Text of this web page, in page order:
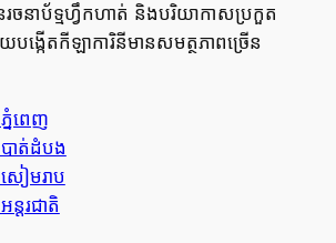
នាប័ទ្មហ្វឹកហាត់ និងបរិយាកាសប្រកួត
ង្កើតកីឡាការិនីមានសមត្ថភាពច្រើន
នំពេញ
ាត់ដំបង
ៀមរាប
តរជាតិ